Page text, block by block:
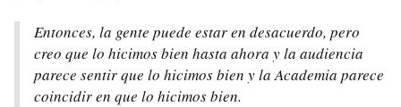
Entonces, la gente puede estar en desacuerdo, pero
creo que lo hicimos bien hasta ahora y la audiencia
parece sentir que lo hicimos bien y la Academia parece
coincidir en que lo hicimos bien.